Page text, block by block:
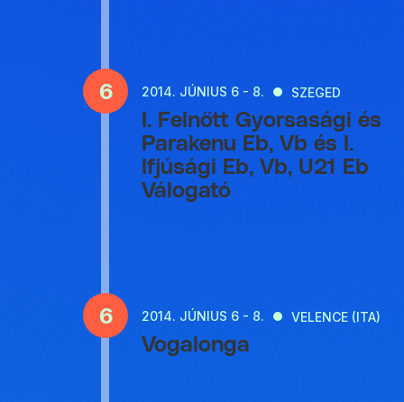
6 2014. JÚNIUS 6 - 8. SZEGED
I. Felnőtt Gyorsasági és
Parakenu Eb, Vb és I.
Ifjúsági Eb, Vb, U21 Eb
Válogató
6 2014. JÚNIUS 6 - 8. VELENCE (ITA)
Vogalonga